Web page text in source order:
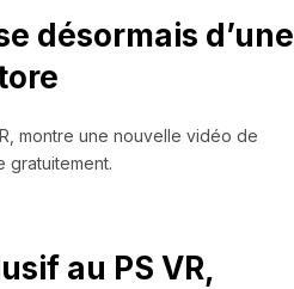
désormais d’une
montre une nouvelle vidéo de
gratuitement.
au PS VR,